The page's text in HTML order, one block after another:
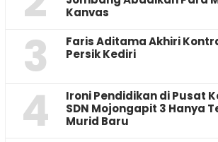
Kanvas
3
Faris Aditama Akhiri
Persik Kediri
4
Ironi Pendidikan di Pusat
SDN Mojongapit 3 Hanya
Murid Baru